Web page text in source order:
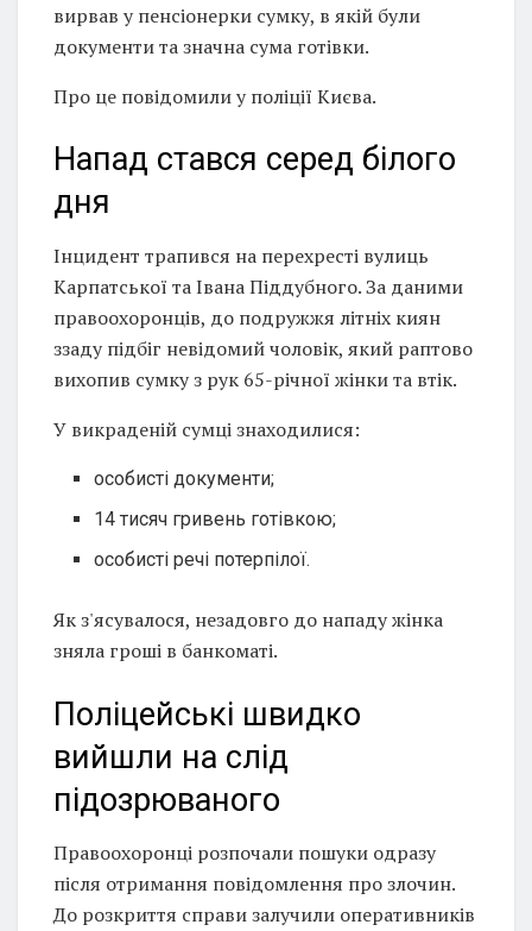
вирвав у пенсіонерки сумку, в якій були
документи та значна сума готівки.
Про це повідомили у поліції Києва.
Напад стався серед білого
дня
Інцидент трапився на перехресті вулиць
Карпатської та Івана Піддубного. За даними
правоохоронців, до подружжя літніх киян
ззаду підбіг невідомий чоловік, який раптово
вихопив сумку з рук 65-річної жінки та втік.
У викраденій сумці знаходилися:
особисті документи;
14 тисяч гривень готівкою;
особисті речі потерпілої.
Як з'ясувалося, незадовго до нападу жінка
зняла гроші в банкоматі.
Поліцейські швидко
вийшли на слід
підозрюваного
Правоохоронці розпочали пошуки одразу
після отримання повідомлення про злочин.
До розкриття справи залучили оперативників